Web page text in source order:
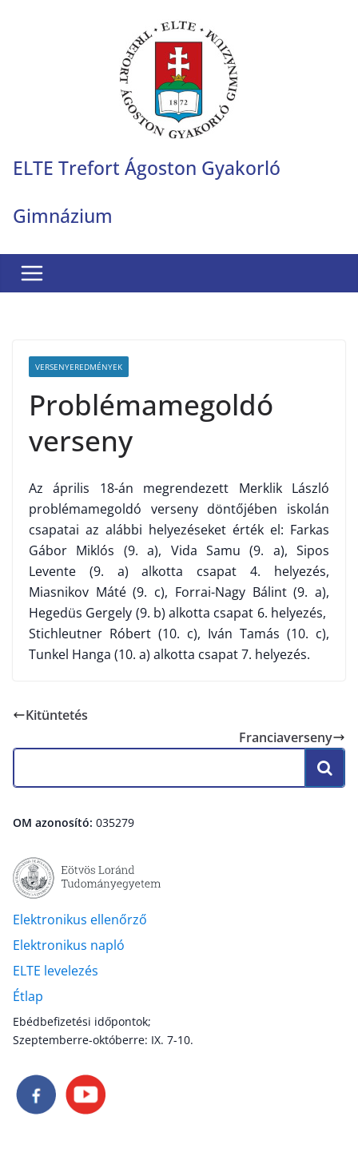
ELTE Trefort Ágoston Gyakorló
Gimnázium
VERSENYEREDMÉNYEK
Problémamegoldó
verseny
Az április 18-án megrendezett Merklik László
problémamegoldó verseny döntőjében iskolán
csapatai az alábbi helyezéseket érték el: Farkas
Gábor Miklós (9. a), Vida Samu (9. a), Sipos
Levente (9. a) alkotta csapat 4. helyezés,
Miasnikov Máté (9. c), Forrai-Nagy Bálint (9. a),
Hegedüs Gergely (9. b) alkotta csapat 6. helyezés,
Stichleutner Róbert (10. c), Iván Tamás (10. c),
Tunkel Hanga (10. a) alkotta csapat 7. helyezés.
Kitüntetés
Franciaverseny
OM azonosító: 035279
Elektronikus ellenőrző
Elektronikus napló
ELTE levelezés
Étlap
Ebédbefizetési időpontok;
Szeptemberre-októberre: IX. 7-10.